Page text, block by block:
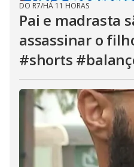
DO R7/HÁ 11 HORAS
Pai e madrasta
assassinar o
#shorts